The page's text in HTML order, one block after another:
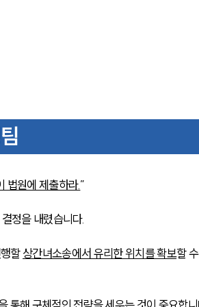
법원에 제출하라.”
정을 내렸습니다.
할 상간녀소송에서 유리한 위치를 확보할